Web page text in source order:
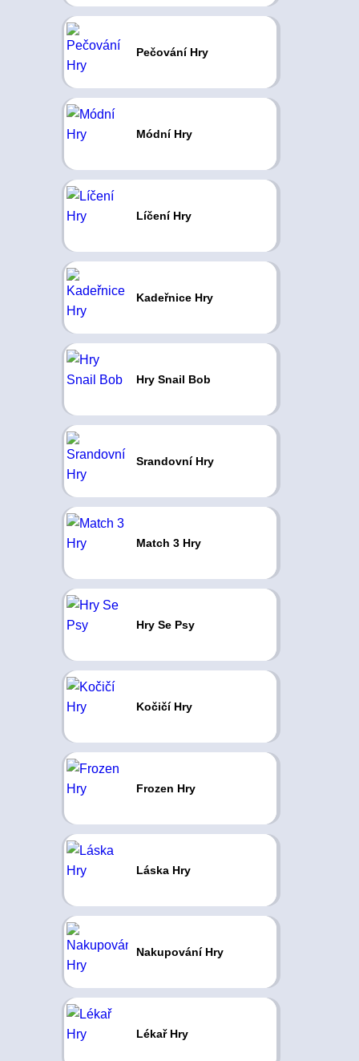
Pečování Hry
Módní Hry
Líčení Hry
Kadeřnice Hry
Hry Snail Bob
Srandovní Hry
Match 3 Hry
Hry Se Psy
Kočičí Hry
Frozen Hry
Láska Hry
Nakupování Hry
Lékař Hry